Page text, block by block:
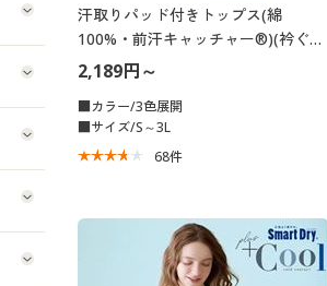
汗取りパッド付きトップス(綿
100%・前汗キャッチャー®)(衿ぐり
広め)(吸汗速乾・抗菌防臭)
2,189円～
■カラー/3色展開
■サイズ/S～3L
68件